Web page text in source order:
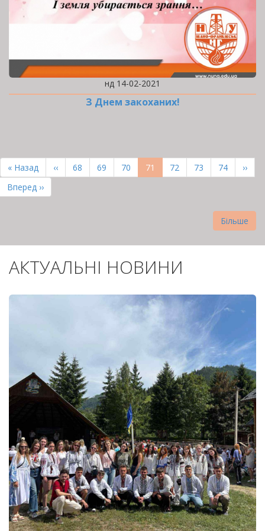
нд 14-02-2021
З Днем закоханих!
НА
СТОРІНКИ
Перша
сторінка
« Назад
Попередня
сторінка
‹‹ Page
68 Page
69 Page
70
Поточна
сторінка
71 Page
72 Page
73 Page
74
››
Остання
сторінка
Вперед ››
Більше
АКТУАЛЬНІ НОВИНИ